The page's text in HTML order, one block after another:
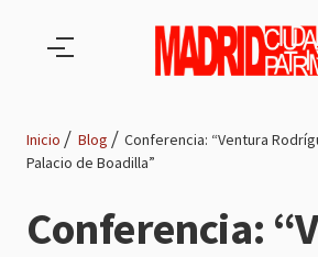
de
Inicio Blog
Conferencia: “Ventura
Palacio de Boadilla”
Conferencia: